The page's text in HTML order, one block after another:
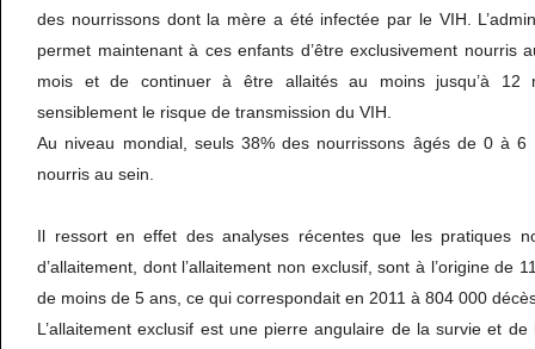
des nourrissons dont la mère a été infectée par le VIH.
permet maintenant à ces enfants d’être exclusivement nourris
mois et de continuer à être allaités au moins jusqu’à 12
sensiblement le risque de transmission du VIH.
Au niveau mondial, seuls 38% des nourrissons âgés de 0 à 6
nourris au sein.
Il ressort en effet des analyses récentes que les pratiques
d’allaitement, dont l’allaitement non exclusif, sont à l’origine de
de moins de 5 ans, ce qui correspondait en 2011 à 804 000
L’allaitement exclusif est une pierre angulaire de la survie et